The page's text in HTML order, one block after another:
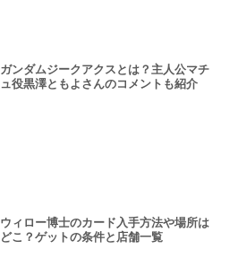
ガンダムジークアクスとは？主人公マチ
ュ役黒澤ともよさんのコメントも紹介
ウィロー博士のカード入手方法や場所は
どこ？ゲットの条件と店舗一覧